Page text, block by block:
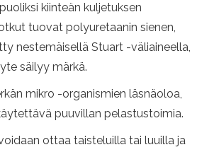
kiinteän kuljetuksen
tuovat polyuretaanin sienen,
nestemäisellä Stuart -väliaineella,
säilyy märkä.
mikro -organismien läsnäoloa,
puuvillan pelastustoimia.
ottaa taisteluilla tai luuilla ja